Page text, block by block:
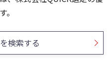
検索する